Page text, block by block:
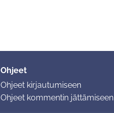
Ohjeet
Ohjeet kirjautumiseen
Ohjeet kommentin jättämiseen